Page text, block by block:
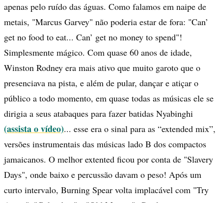
apenas pelo ruído das águas. Como falamos em naipe de
metais, "Marcus Garvey" não poderia estar de fora: "Can’
get no food to eat... Can’ get no money to spend"!
Simplesmente mágico. Com quase 60 anos de idade,
Winston Rodney era mais ativo que muito garoto que o
presenciava na pista, e além de pular, dançar e atiçar o
público a todo momento, em quase todas as músicas ele se
dirigia a seus atabaques para fazer batidas Nyabinghi
(assista o vídeo)... esse era o sinal para as “extended mix”,
versões instrumentais das músicas lado B dos compactos
jamaicanos. O melhor extented ficou por conta de "Slavery
Days", onde baixo e percussão davam o peso! Após um
curto intervalo, Burning Spear volta implacável com "Try